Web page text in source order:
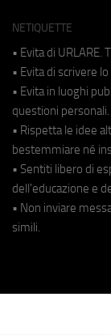
NETIQUETTE
• Evita di URLARE.
• Evita di scrivere
• Evita in luoghi
questioni personali.
• Rispetta le idee
bestemmiare né
• Sentiti libero di
dell'educazione e
• Non inviare
simili.